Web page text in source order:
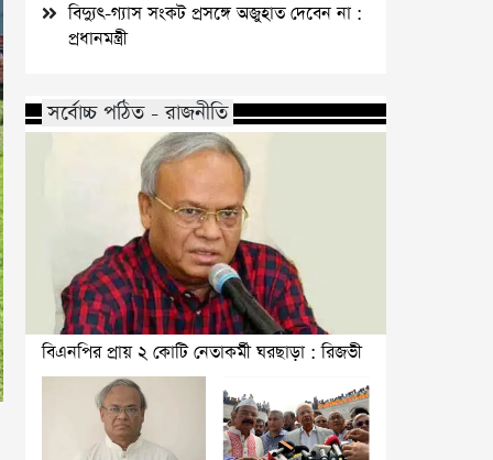
বিদ্যুৎ-গ্যাস সংকট প্রসঙ্গে অজুহাত দেবেন না :
প্রধানমন্ত্রী
সর্বোচ্চ পঠিত - রাজনীতি
বিএনপির প্রায় ২ কোটি নেতাকর্মী ঘরছাড়া : রিজভী